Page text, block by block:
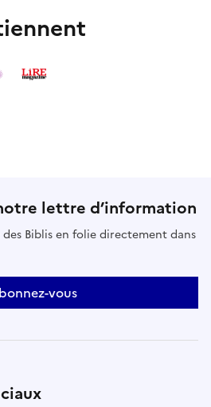
lettre d’information
des Biblis en folie directement dans
vous